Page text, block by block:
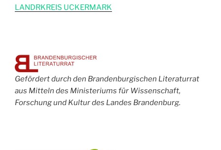
LANDRKREIS UCKERMARK
Gefördert durch den Brandenburgischen Literaturrat
aus Mitteln des Ministeriums für Wissenschaft,
Forschung und Kultur des Landes Brandenburg.